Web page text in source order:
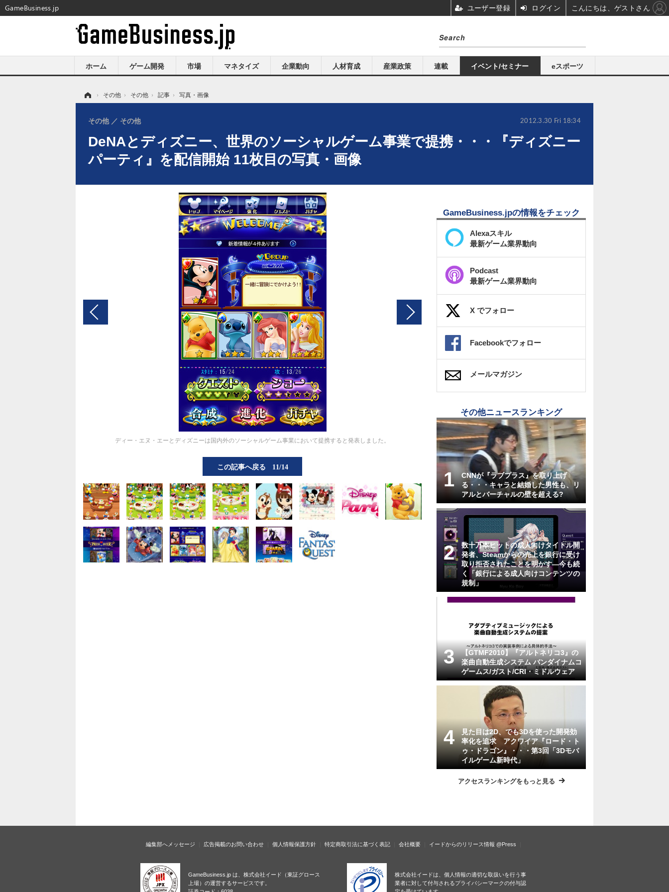
ホーム ゲーム開発 市場 マネタイズ 企業動向 人材育成 産業政策 連載 イベント/セミナー eスポーツ
› その他 › その他 › 記事 › 写真・画像
DeNAとディズニー、世界のソーシャルゲーム事業で提携・・・『ディズニー
パーティ』を配信開始 11枚目の写真・画像
その他 その他 2012.3.30 Fri 18:34
ディー・エヌ・エーとディズニーは国内外のソーシャルゲーム事業において提携すると発表しました。
この記事へ戻る 11/14
GameBusiness.jpの情報をチェック
Alexaスキル
最新ゲーム業界動向
Podcast
最新ゲーム業界動向
X でフォロー
Facebookでフォロー
メールマガジン
その他ニュースランキング
CNNが『ラブプラス』を取り上げ
る・・・キャラと結婚した男性も、リ
アルとバーチャルの壁を超える?
数十万本ヒットの成人向けタイトル開
発者、Steamからの売上を銀行に受け
取り拒否されたことを明かす―今も続
く「銀行による成人向けコンテンツの
規制」
【GTMF2010】『アルトネリコ3』の
楽曲自動生成システム バンダイナムコ
ゲームス/ガスト/CRI・ミドルウェア
見た目は2D、でも3Dを使った開発効
率化を追求 アクワイア『ロード・ト
ゥ・ドラゴン』・・・第3回「3Dモバ
イルゲーム新時代」
アクセスランキングをもっと見る
編集部へメッセージ 広告掲載のお問い合わせ 個人情報保護方針 特定商取引法に基づく表記 会社概要 イードからのリリース情報 @Press
GameBusiness.jp は、株式会社イード（東証グロース
上場）の運営するサービスです。
株式会社イードは、個人情報の適切な取扱いを行う事
業者に対して付与されるプライバシーマークの付与認
GameBusiness.jp ユーザー登録 ログイン こんにちは、ゲストさん